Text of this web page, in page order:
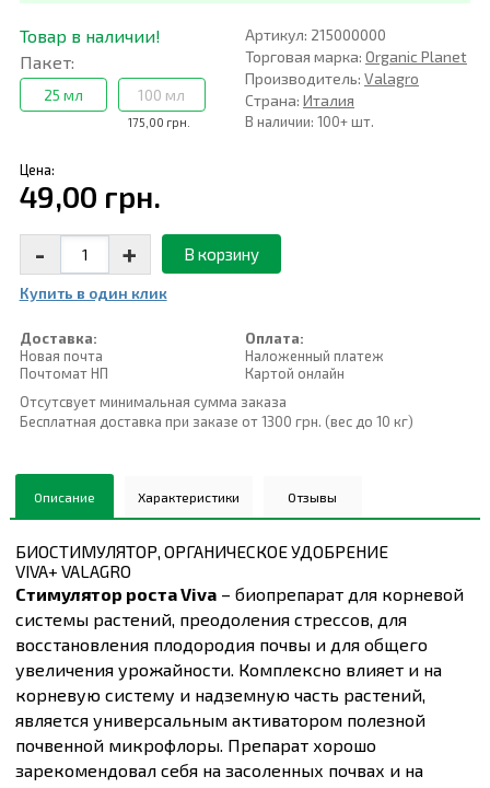
Товар в наличии!
Пакет:
25 мл
175,00 грн.
100 мл
Артикул: 215000000
Торговая марка: Organic Planet
Производитель: Valagro
Страна: Италия
В наличии: 100+ шт.
Цена:
49,00 грн.
- + В корзину
Купить в один клик
Доставка:
Новая почта
Почтомат НП
Оплата:
Наложенный платеж
Картой онлайн
Отсутсвует минимальная сумма заказа
Бесплатная доставка при заказе от 1300 грн. (вес до 10 кг)
Описание Характеристики Отзывы
БИОСТИМУЛЯТОР, ОРГАНИЧЕСКОЕ УДОБРЕНИЕ
VIVA+ VALAGRO
Стимулятор роста Viva– биопрепарат для корневой
системы растений, преодоления стрессов, для
восстановления плодородия почвы и для общего
увеличения урожайности. Комплексно влияет и на
корневую систему и надземную часть растений,
является универсальным активатором полезной
почвенной микрофлоры. Препарат хорошо
зарекомендовал себя на засоленных почвах и на